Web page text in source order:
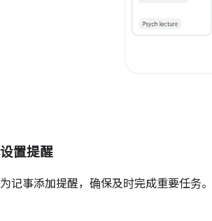
设置提醒
为记事添加提醒，确保及时完成重要任务。